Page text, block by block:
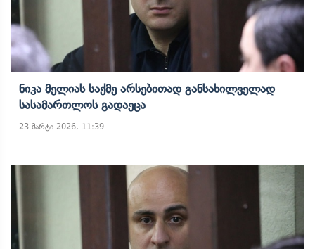
Ნიკა Მელიას Საქმე Არსებითად Განსახილველად
Სასამართლოს Გადაეცა
23 მარტი 2026, 11:39